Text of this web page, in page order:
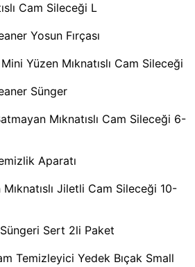
Cam Sileceği L
Yosun Fırçası
Yüzen Mıknatıslı Cam Sileceği
Sünger
Mıknatıslı Cam Sileceği 6-
Aparatı
Jiletli Cam Sileceği 10-
Sert 2li Paket
Temizleyici Yedek Bıçak Small